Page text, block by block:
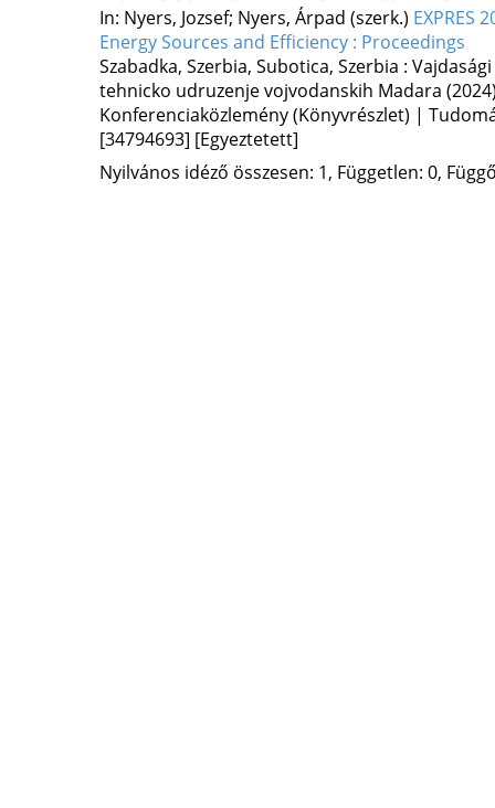
In: Nyers, Jozsef; Nyers, Árpad (szerk.) EXPRES
Energy Sources and Efficiency : Proceedings
Szabadka, Szerbia, Subotica, Szerbia :
tehnicko udruzenje vojvodanskih Madara
Konferenciaközlemény (Könyvrészlet) |
[34794693] [Egyeztetett]
Nyilvános idéző összesen: 1, Független: 0,